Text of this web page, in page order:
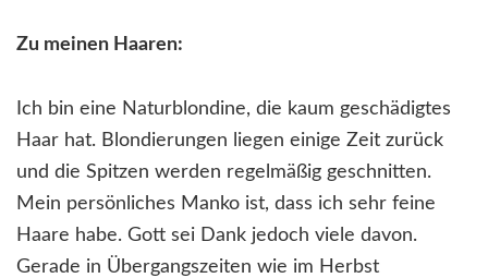
Zu meinen Haaren:
Ich bin eine Naturblondine, die kaum geschädigtes
Haar hat. Blondierungen liegen einige Zeit zurück
und die Spitzen werden regelmäßig geschnitten.
Mein persönliches Manko ist, dass ich sehr feine
Haare habe. Gott sei Dank jedoch viele davon.
Gerade in Übergangszeiten wie im Herbst